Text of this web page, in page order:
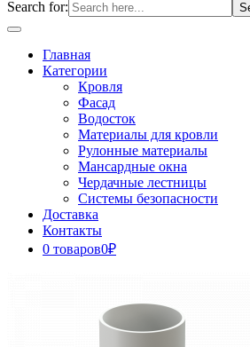
Search for:
Open
ButtonГлавная
Категории
Кровля
Фасад
Водосток
Материалы для кровли
Рулонные материалы
Мансардные окна
Чердачные лестницы
Системы безопасности
Доставка
Контакты
0 товаров0₽